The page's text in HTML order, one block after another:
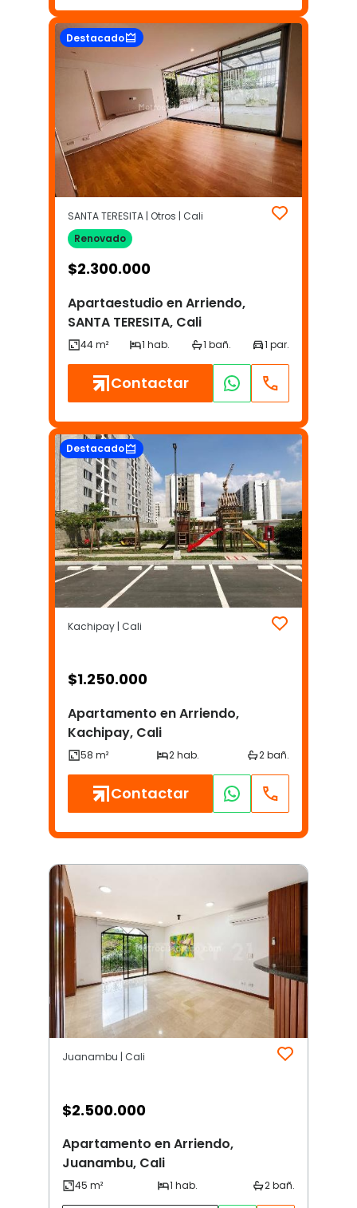
Destacado
SANTA TERESITA | Otros | Cali
Renovado
$2.300.000
Apartaestudio en Arriendo,
SANTA TERESITA, Cali
Contactar
Destacado
Kachipay | Cali
$1.250.000
Apartamento en Arriendo,
Kachipay, Cali
Contactar
Juanambu | Cali
$2.500.000
Apartamento en Arriendo,
Juanambu, Cali